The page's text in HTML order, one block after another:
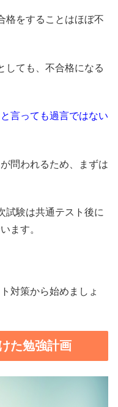
格をすることはほぼ不
しても、不合格になる
言っても過言ではない
問われるため、まずは
試験は共通テスト後に
ます。
対策から始めましょ
た勉強計画